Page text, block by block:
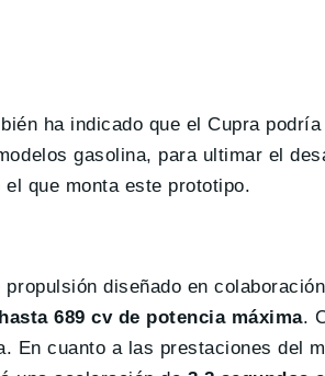
ha indicado que el Cupra
gasolina, para ultimar el
que monta este prototipo.
diseñado en
hasta 689 cv de potencia máxima.
cuanto a las prestaciones del